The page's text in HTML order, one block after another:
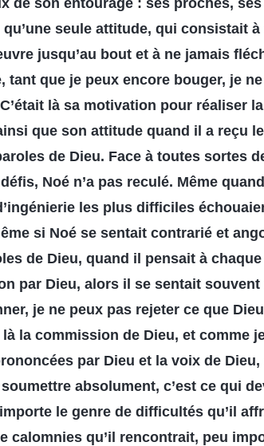
de son entourage : ses proches,
qu’une seule attitude, qui consistait
jusqu’au bout et à ne jamais
tant que je peux encore bouger, je
là sa motivation pour réaliser
que son attitude quand il a reçu
de Dieu. Face à toutes sortes
Noé n’a pas reculé. Même
les plus difficiles
si Noé se sentait contrarié et
de Dieu, quand il pensait à
par Dieu, alors il se sentait
je ne peux pas rejeter ce que
là la commission de Dieu, et comme
par Dieu et la voix de
absolument, c’est ce qui
le genre de difficultés qu’il
calomnies qu’il rencontrait, peu